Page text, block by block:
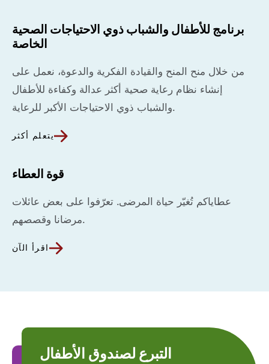
برنامج للأطفال والشباب ذوي الاحتياجات الصحية
الخاصة
من خلال منح المنح والقيادة الفكرية والدعوة، نعمل على
إنشاء نظام رعاية صحية أكثر عدالة وكفاءة للأطفال
والشباب ذوي الاحتياجات الأكبر للرعاية.
يتعلم أكثر
قوة العطاء
عطاياكم تُغيّر حياة المرضى. تعرّفوا على بعض عائلات
مرضانا وقصصهم.
اقرأ الآن
التبرع لصندوق الأطفال